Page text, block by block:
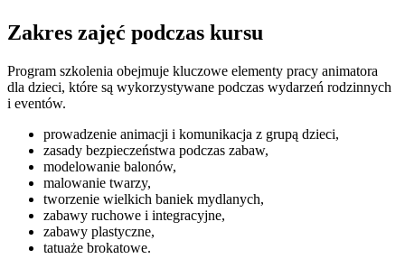
Zakres zajęć podczas kursu
Program szkolenia obejmuje kluczowe elementy pracy animatora
dla dzieci, które są wykorzystywane podczas wydarzeń rodzinnych
i eventów.
prowadzenie animacji i komunikacja z grupą dzieci,
zasady bezpieczeństwa podczas zabaw,
modelowanie balonów,
malowanie twarzy,
tworzenie wielkich baniek mydlanych,
zabawy ruchowe i integracyjne,
zabawy plastyczne,
tatuaże brokatowe.